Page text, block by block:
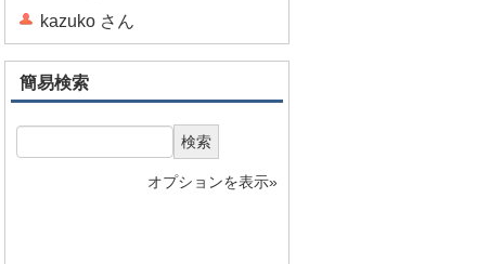
kazuko さん
簡易検索
検索
オプションを表示»